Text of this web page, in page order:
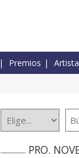
Premios
PRO.